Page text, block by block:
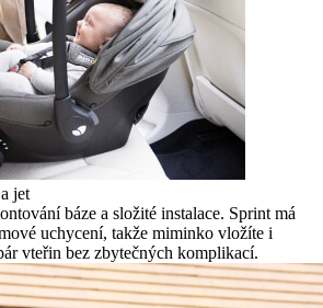
jet
báze a složité instalace. Sprint má
uchycení, takže miminko vložíte i
vteřin bez zbytečných komplikací.